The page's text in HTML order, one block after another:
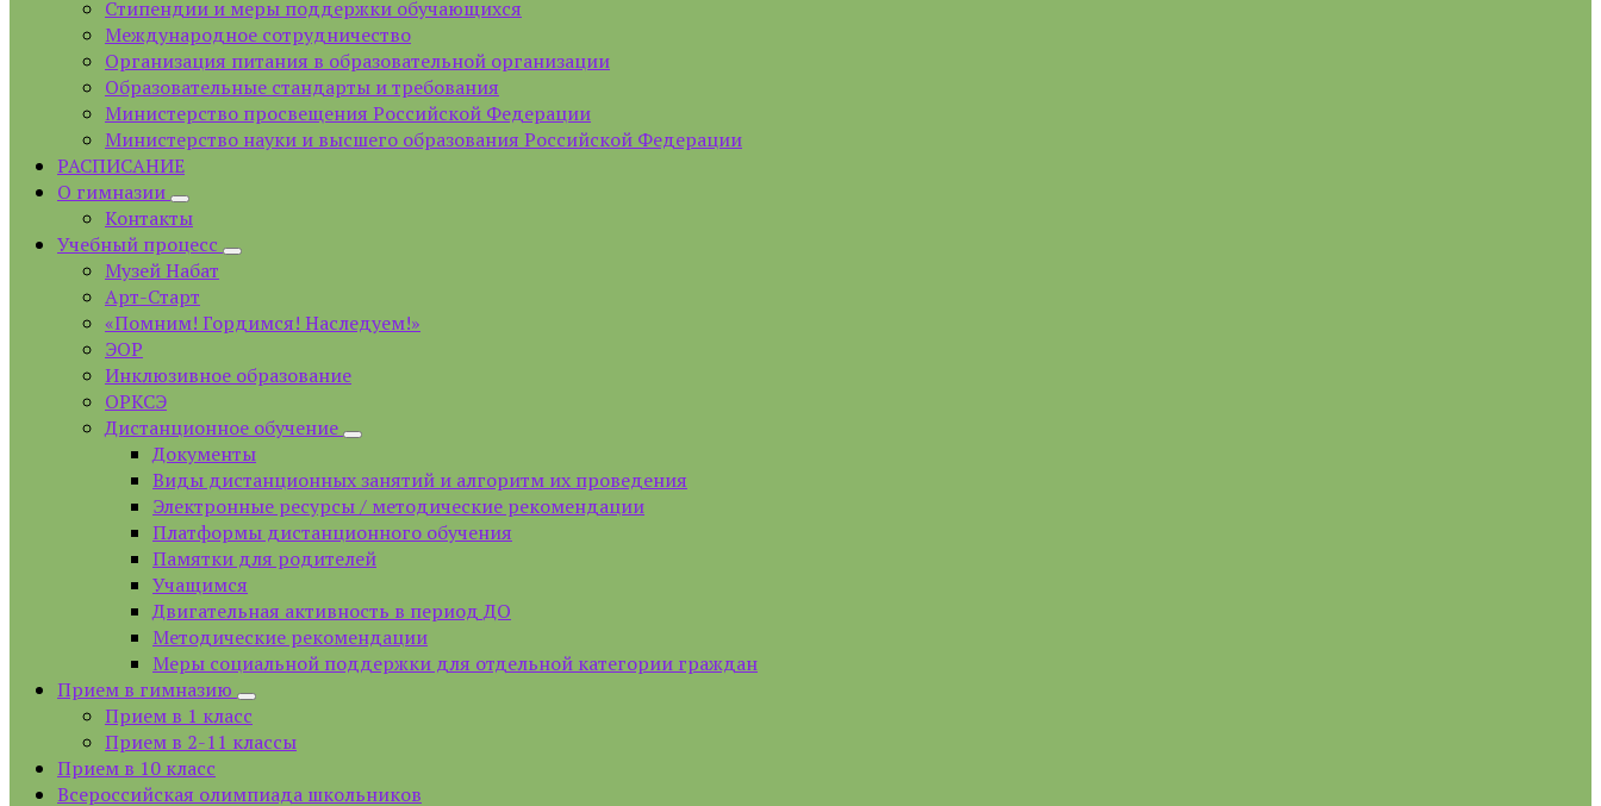
Стипендии и меры поддержки обучающихся
Международное сотрудничество
Организация питания в образовательной организации
Образовательные стандарты и требования
Министерство просвещения Российской Федерации
Министерство науки и высшего образования Российской Федерации
РАСПИСАНИЕ
О гимназии
Контакты
Учебный процесс
Музей Набат
Арт-Старт
«Помним! Гордимся! Наследуем!»
ЭОР
Инклюзивное образование
ОРКСЭ
Дистанционное обучение
Документы
Виды дистанционных занятий и алгоритм их проведения
Электронные ресурсы / методические рекомендации
Платформы дистанционного обучения
Памятки для родителей
Учащимся
Двигательная активность в период ДО
Методические рекомендации
Меры социальной поддержки для отдельной категории граждан
Прием в гимназию
Прием в 1 класс
Прием в 2-11 классы
Прием в 10 класс
Всероссийская олимпиада школьников